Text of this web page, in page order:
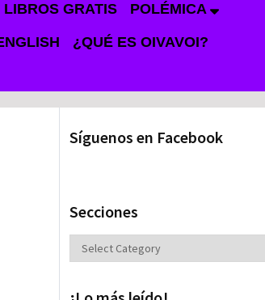
LIBROS GRATIS POLÉMICA
¿QUÉ ES OIVAVOI?
Síguenos en Facebook
Secciones
Secciones